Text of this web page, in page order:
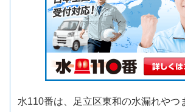
水110番は、足立区東和の水漏れやつ